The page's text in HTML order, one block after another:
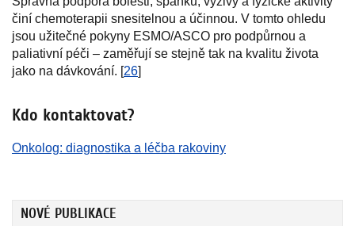
činí chemoterapii snesitelnou a účinnou. V tomto ohledu
jsou užitečné pokyny ESMO/ASCO pro podpůrnou a
paliativní péči – zaměřují se stejně tak na kvalitu života
jako na dávkování. [26]
Kdo kontaktovat?
Onkolog: diagnostika a léčba rakoviny
NOVÉ PUBLIKACE